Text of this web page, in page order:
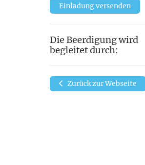
Einladung versenden
Die Beerdigung wird
begleitet durch:
Zurück zur Webseite